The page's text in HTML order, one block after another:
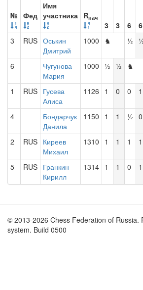
№ Фед
Имя
участника Rнач
3 3 6 6
3
RUS Оськин
Дмитрий
1000 ♞ ½
6
Чугунова
Мария
1000 ½ ½ ♞
1 RUS Гусева
Алиса
1126 1 0 0 1
4
Бондарчук
Данила
1150 1 1 ½ 0
2 RUS Киреев
Михаил
1310 1 1 1 1
5 RUS Гранкин
Кирилл
1314 1 1 0 1
© 2013-2026 Chess Federation of Russia.
system. Build 0500